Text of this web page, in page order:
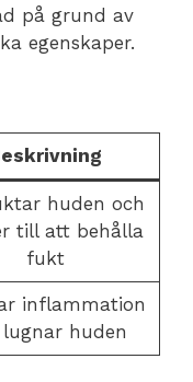
på grund av
egenskaper.
huden och
till att behålla
fukt
inflammation
huden